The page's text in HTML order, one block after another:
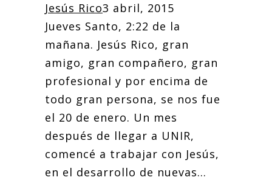
Jesús Rico3 abril, 2015
Jueves Santo, 2:22 de la
mañana. Jesús Rico, gran
amigo, gran compañero, gran
profesional y por encima de
todo gran persona, se nos fue
el 20 de enero. Un mes
después de llegar a UNIR,
comencé a trabajar con Jesús,
en el desarrollo de nuevas...